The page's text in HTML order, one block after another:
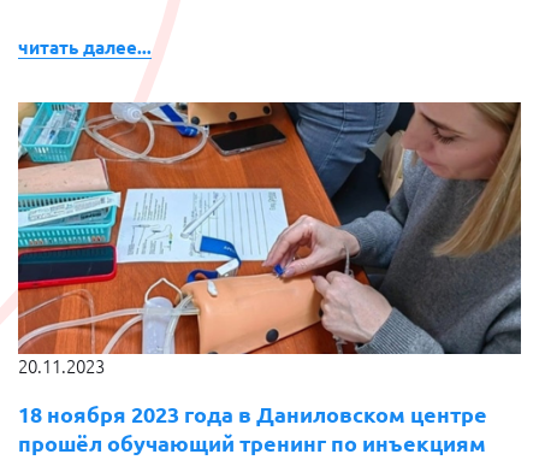
читать далее...
20.11.2023
18 ноября 2023 года в Даниловском центре
прошёл обучающий тренинг по инъекциям